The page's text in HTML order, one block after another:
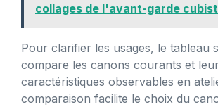
collages de l'avant-garde
Pour clarifier les usages, le tableau
compare les canons courants et
caractéristiques observables en
comparaison facilite le choix du